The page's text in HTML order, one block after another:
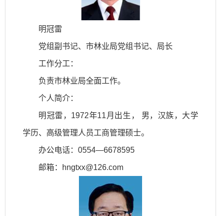
明冠雷
党组副书记、市林业局党组书记、局长
工作分工：
负责市林业局全面工作。
个人简介：
明冠雷，1972年11月出生， 男，汉族，大学
学历、高级管理人员工商管理硕士。
办公电话：0554—6678595
邮箱：hngtxx@126.com